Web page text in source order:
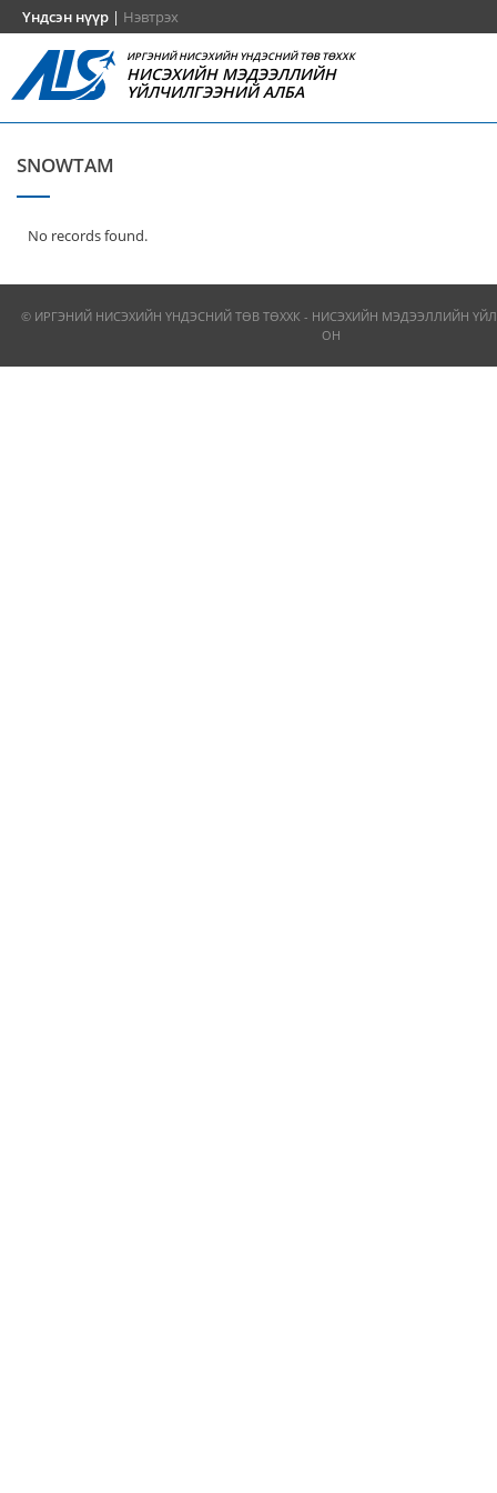
Үндсэн нүүр | Нэвтрэх
ИРГЭНИЙ НИСЭХИЙН ҮНДЭСНИЙ ТӨВ ТӨХХК
НИСЭХИЙН МЭДЭЭЛЛИЙН
ҮЙЛЧИЛГЭЭНИЙ АЛБА
SNOWTAM
No records found.
© ИРГЭНИЙ НИСЭХИЙН ҮНДЭСНИЙ ТӨВ ТӨХХК - НИСЭХИЙН МЭДЭЭЛЛИЙН
ОН